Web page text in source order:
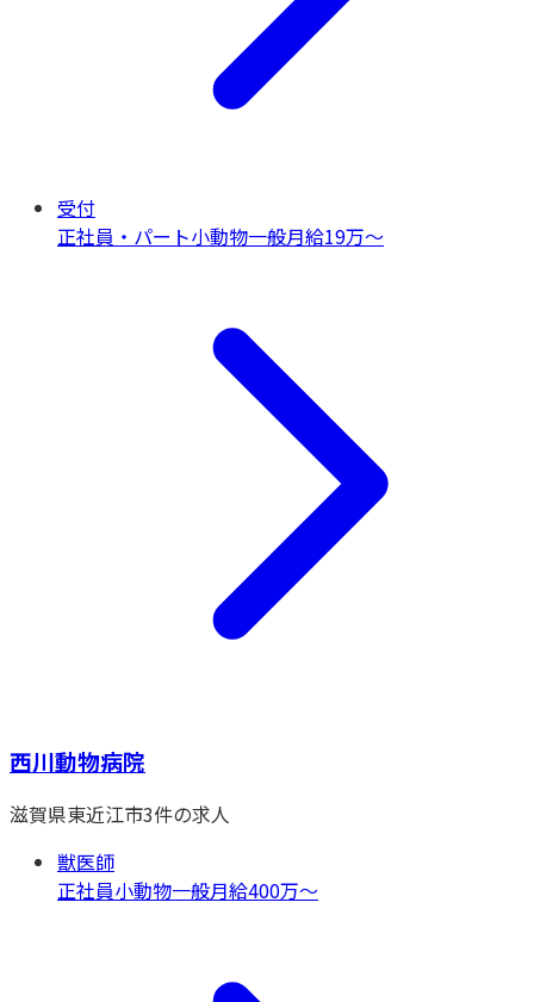
受付
正社員・パート小動物一般月給19万〜
西川動物病院
滋賀県東近江市3件の求人
獣医師
正社員小動物一般月給400万〜